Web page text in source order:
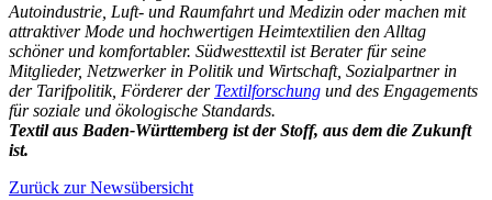
Autoindustrie, Luft- und Raumfahrt und Medizin oder machen mit
attraktiver Mode und hochwertigen Heimtextilien den Alltag
schöner und komfortabler. Südwesttextil ist Berater für seine
Mitglieder, Netzwerker in Politik und Wirtschaft, Sozialpartner in
der Tarifpolitik, Förderer der Textilforschung und des Engagements
für soziale und ökologische Standards.
Textil aus Baden-Württemberg ist der Stoff, aus dem die Zukunft
ist.
Zurück zur Newsübersicht